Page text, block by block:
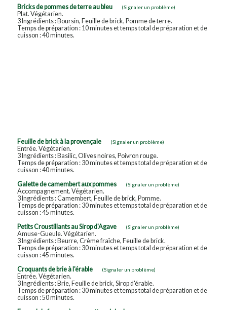
Bricks de pommes de terre au bleu
(Signaler un problème)
Plat. Végétarien.
3 Ingrédients : Boursin, Feuille de brick, Pomme de terre.
Temps de préparation : 10 minutes et temps total de préparation et de
cuisson : 40 minutes.
Feuille de brick à la provençale (Signaler un problème)
Entrée. Végétarien.
3 Ingrédients : Basilic, Olives noires, Poivron rouge.
Temps de préparation : 30 minutes et temps total de préparation et de
cuisson : 40 minutes.
Galette de camembert aux pommes
(Signaler un problème)
Accompagnement. Végétarien.
3 Ingrédients : Camembert, Feuille de brick, Pomme.
Temps de préparation : 30 minutes et temps total de préparation et de
cuisson : 45 minutes.
Petits Croustillants au Sirop d'Agave
(Signaler un problème)
Amuse-Gueule. Végétarien.
3 Ingrédients : Beurre, Crème fraîche, Feuille de brick.
Temps de préparation : 30 minutes et temps total de préparation et de
cuisson : 45 minutes.
Croquants de brie à l'érable
(Signaler un problème)
Entrée. Végétarien.
3 Ingrédients : Brie, Feuille de brick, Sirop d'érable.
Temps de préparation : 30 minutes et temps total de préparation et de
cuisson : 50 minutes.